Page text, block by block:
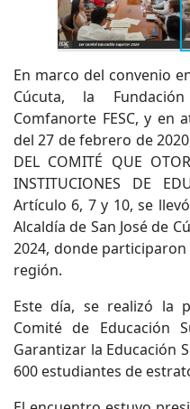
En marco del convenio
Cúcuta, la
Comfanorte FESC, y en
del 27 de febrero de
DEL COMITÉ QUE
INSTITUCIONES DE
Artículo 6, 7 y 10, se
Alcaldía de San José de
2024, donde
región.
Este día, se realizó la
Comité de Educación
Garantizar la Educación
600 estudiantes de